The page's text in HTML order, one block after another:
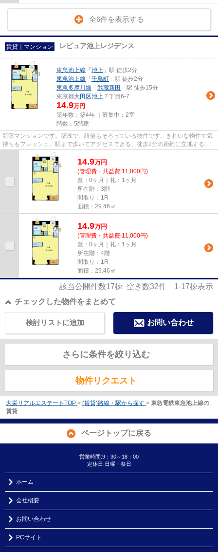
全6件を表示する
賃貸｜マンション レピュア池上レジデンス
東急池上線 「 池上 」駅 徒歩2分
東急池上線 「 千鳥町 」駅 徒歩2分
東急多摩川線 「 武蔵新田 」駅 徒歩15分
東京都大田区池上 ７丁目6-7
14.9万円
築年数：築4年 ｜募集中： 2室
階数：5階建
新築マンションです。築浅で、設備もそろっている物件です。きれいな物件で気
持ちもフレッシュ。駅まで歩いてアクセスできる、徒歩2分の距離に立地する物
件です。池上周辺にある物件の...
14.9万円
(管理費・共益費 11,000円)
敷：0ヶ月｜礼：1ヶ月
所在階：3階
間取り：1R
面積：29.46㎡
14.9万円
(管理費・共益費 11,000円)
敷：0ヶ月｜礼：1ヶ月
所在階：4階
間取り：1R
面積：29.46㎡
該当公開件数17棟 空き数32件 1-17棟表示
チェックした物件をまとめて
お問い合わせ
検討リストに追加
さらに条件を絞り込む
物件リクエスト
大栄リアルエステートTOP > (賃貸)路線・駅から探す > 東急電鉄東急池上線の
賃貸
ページトップに戻る
営業時間:9：30～18：00
定休日:日曜・祭日
ホーム
会社概要
お問い合わせ
PCサイト